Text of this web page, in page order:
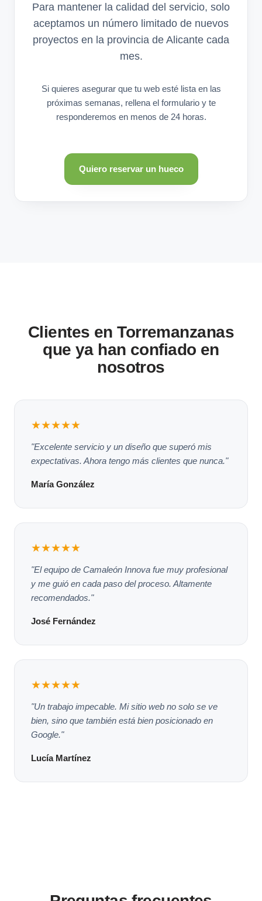
Para mantener la calidad del servicio, solo
aceptamos un número limitado de nuevos
proyectos en la provincia de Alicante cada
mes.
Si quieres asegurar que tu web esté lista en las
próximas semanas, rellena el formulario y te
responderemos en menos de 24 horas.
Quiero reservar un hueco
Clientes en Torremanzanas
que ya han confiado en
nosotros
★★★★★
"Excelente servicio y un diseño que superó mis
expectativas. Ahora tengo más clientes que nunca."
María González
★★★★★
"El equipo de Camaleón Innova fue muy profesional
y me guió en cada paso del proceso. Altamente
recomendados."
José Fernández
★★★★★
"Un trabajo impecable. Mi sitio web no solo se ve
bien, sino que también está bien posicionado en
Google."
Lucía Martínez